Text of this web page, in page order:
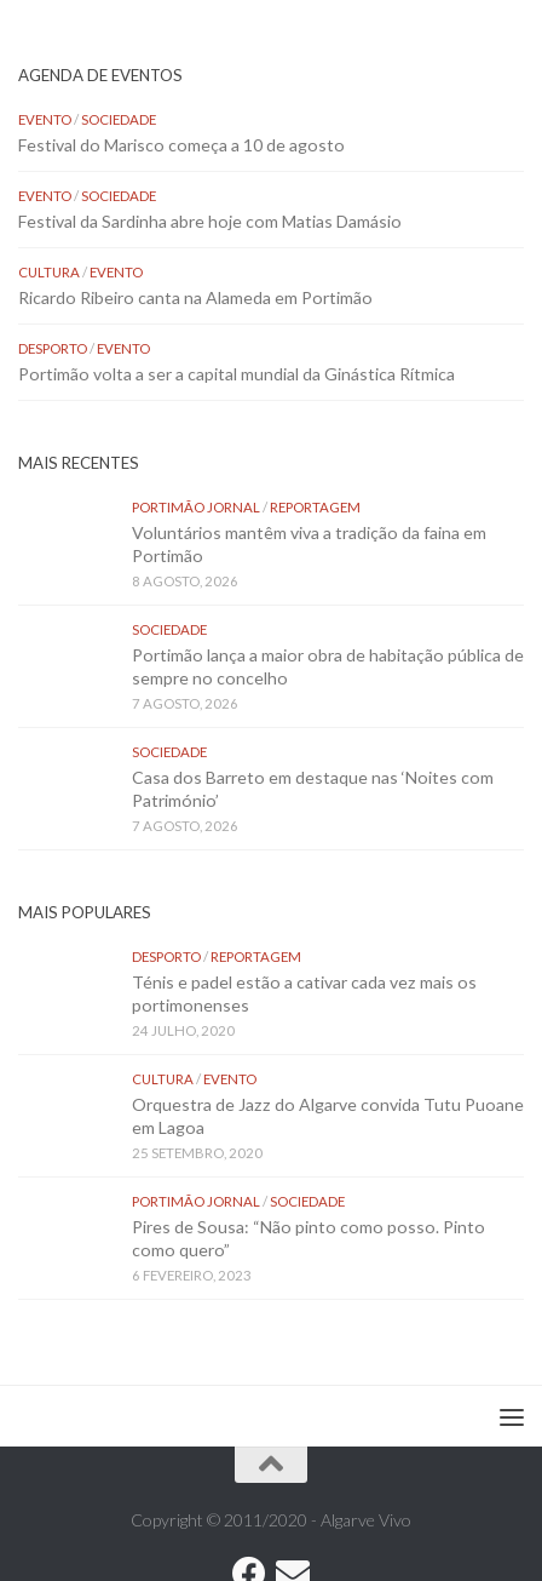
AGENDA DE EVENTOS
EVENTO/SOCIEDADE
Festival do Marisco começa a 10 de agosto
EVENTO/SOCIEDADE
Festival da Sardinha abre hoje com Matias Damásio
CULTURA/EVENTO
Ricardo Ribeiro canta na Alameda em Portimão
DESPORTO/EVENTO
Portimão volta a ser a capital mundial da Ginástica Rítmica
MAIS RECENTES
PORTIMÃO JORNAL /REPORTAGEM
Voluntários mantêm viva a tradição da faina em
Portimão
8 AGOSTO, 2026
SOCIEDADE
Portimão lança a maior obra de habitação pública de
sempre no concelho
7 AGOSTO, 2026
SOCIEDADE
Casa dos Barreto em destaque nas ‘Noites com
Património’
7 AGOSTO, 2026
MAIS POPULARES
DESPORTO/REPORTAGEM
Ténis e padel estão a cativar cada vez mais os
portimonenses
24 JULHO, 2020
CULTURA/EVENTO
Orquestra de Jazz do Algarve convida Tutu Puoane
em Lagoa
25 SETEMBRO, 2020
PORTIMÃO JORNAL /SOCIEDADE
Pires de Sousa: “Não pinto como posso. Pinto
como quero”
6 FEVEREIRO, 2023
Copyright © 2011/2020 - Algarve Vivo